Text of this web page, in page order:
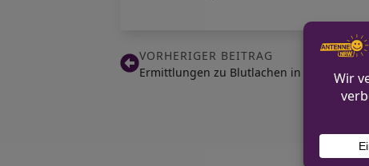
VORHERIGER BEITRAG
Ermittlungen zu Blutlachen in